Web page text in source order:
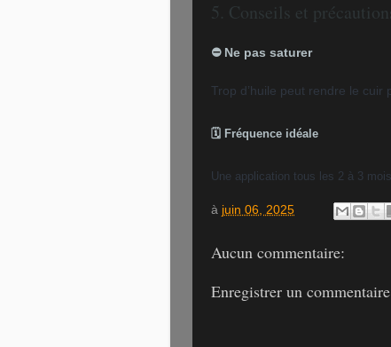
5. Conseils et
⛔ Ne pas saturer
Trop d’huile peut rendre le cuir
🗓️ Fréquence idéale
Une application tous les 2 à 3
à juin 06, 2025
Aucun commentaire:
Enregistrer un commentaire